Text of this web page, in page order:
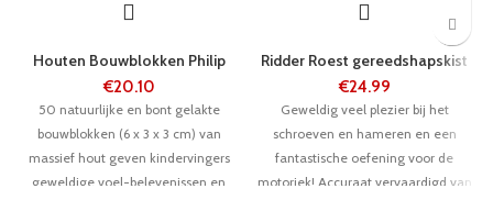
Houten Bouwblokken Philip
€20.10
50 natuurlijke en bont gelakte
bouwblokken (6 x 3 x 3 cm) van
massief hout geven kindervingers
geweldige voel-belevenissen en
Ridder Roest gereedshapskist
€24.99
Geweldig veel plezier bij het
schroeven en hameren en een
fantastische oefening voor de
motoriek! Accuraat vervaardigd van